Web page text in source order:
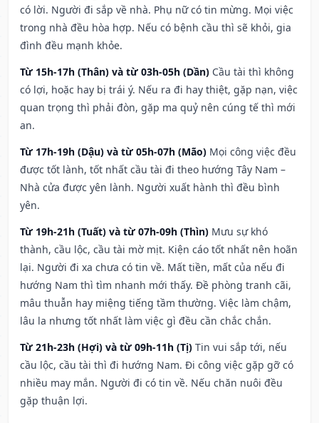
có lời. Người đi sắp về nhà. Phụ nữ có tin mừng. Mọi việc
trong nhà đều hòa hợp. Nếu có bệnh cầu thì sẽ khỏi, gia
đình đều mạnh khỏe.
Từ 15h-17h (Thân) và từ 03h-05h (Dần) Cầu tài thì không
có lợi, hoặc hay bị trái ý. Nếu ra đi hay thiệt, gặp nạn, việc
quan trọng thì phải đòn, gặp ma quỷ nên cúng tế thì mới
an.
Từ 17h-19h (Dậu) và từ 05h-07h (Mão) Mọi công việc đều
được tốt lành, tốt nhất cầu tài đi theo hướng Tây Nam –
Nhà cửa được yên lành. Người xuất hành thì đều bình
yên.
Từ 19h-21h (Tuất) và từ 07h-09h (Thìn) Mưu sự khó
thành, cầu lộc, cầu tài mờ mịt. Kiện cáo tốt nhất nên hoãn
lại. Người đi xa chưa có tin về. Mất tiền, mất của nếu đi
hướng Nam thì tìm nhanh mới thấy. Đề phòng tranh cãi,
mâu thuẫn hay miệng tiếng tầm thường. Việc làm chậm,
lâu la nhưng tốt nhất làm việc gì đều cần chắc chắn.
Từ 21h-23h (Hợi) và từ 09h-11h (Tị) Tin vui sắp tới, nếu
cầu lộc, cầu tài thì đi hướng Nam. Đi công việc gặp gỡ có
nhiều may mắn. Người đi có tin về. Nếu chăn nuôi đều
gặp thuận lợi.